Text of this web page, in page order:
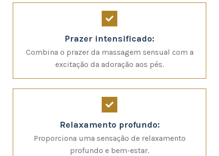
Prazer intensificado:
Combina o prazer da massagem sensual com a
excitação da adoração aos pés.
Relaxamento profundo:
Proporciona uma sensação de relaxamento
profundo e bem-estar.